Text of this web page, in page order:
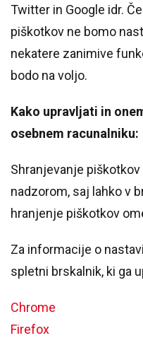
Twitter in Google idr.
piškotkov ne bomo
nekatere zanimive
bodo na voljo.
Kako upravljati in
osebnem racunalniku:
Shranjevanje
nadzorom, saj lahko v
hranjenje piškotkov
Za informacije o
spletni brskalnik, ki ga
Chrome
Firefox